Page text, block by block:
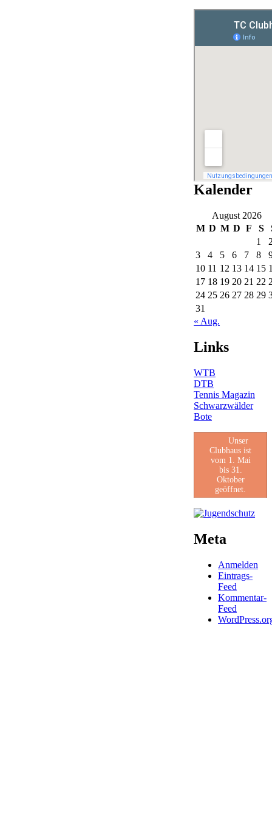
Kalender
August 2026
M D M D F S
1
3
4 5 6 7 8
10 11 12 13 14 15
17 18 19 20 21 22
24 25 26 27 28 29
31
« Aug.
Links
WTB
DTB
Tennis Magazin
Schwarzwälder
Bote
Unser
Clubhaus ist
vom 1. Mai
bis 31.
Oktober
geöffnet.
Meta
Anmelden
Eintrags-
Feed
Kommentar-
Feed